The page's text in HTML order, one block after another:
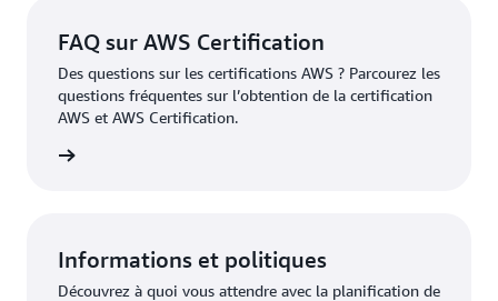
FAQ sur AWS Certification
Des questions sur les certifications AWS ? Parcourez les
questions fréquentes sur l’obtention de la certification
AWS et AWS Certification.
Informations et politiques
Découvrez à quoi vous attendre avec la planification de